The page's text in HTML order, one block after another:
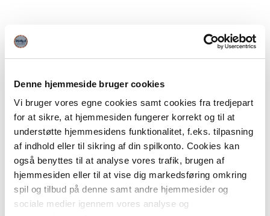
Denne hjemmeside bruger cookies
Vi bruger vores egne cookies samt cookies fra tredjepart
for at sikre, at hjemmesiden fungerer korrekt og til at
understøtte hjemmesidens funktionalitet, f.eks. tilpasning
af indhold eller til sikring af din spilkonto. Cookies kan
også benyttes til at analyse vores trafik, brugen af
hjemmesiden eller til at vise dig markedsføring omkring
spil og tilbud på denne samt andre hjemmesider og
sociale medier igennem vores analyse og